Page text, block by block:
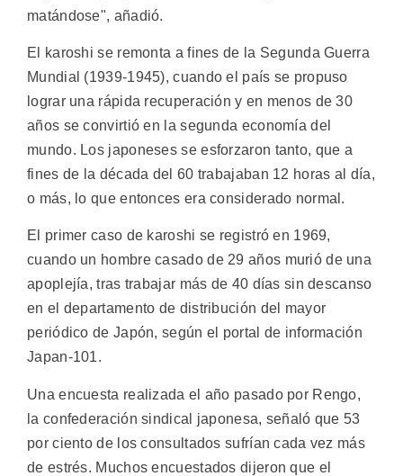
matándose", añadió.
El karoshi se remonta a fines de la Segunda Guerra
Mundial (1939-1945), cuando el país se propuso
lograr una rápida recuperación y en menos de 30
años se convirtió en la segunda economía del
mundo. Los japoneses se esforzaron tanto, que a
fines de la década del 60 trabajaban 12 horas al día,
o más, lo que entonces era considerado normal.
El primer caso de karoshi se registró en 1969,
cuando un hombre casado de 29 años murió de una
apoplejía, tras trabajar más de 40 días sin descanso
en el departamento de distribución del mayor
periódico de Japón, según el portal de información
Japan-101.
Una encuesta realizada el año pasado por Rengo,
la confederación sindical japonesa, señaló que 53
por ciento de los consultados sufrían cada vez más
de estrés. Muchos encuestados dijeron que el